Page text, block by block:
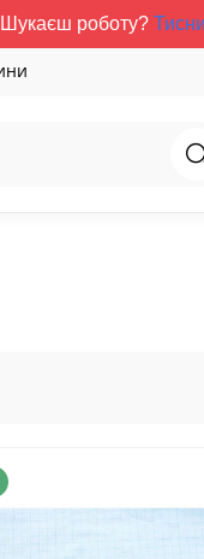
Шукаєш роботу?